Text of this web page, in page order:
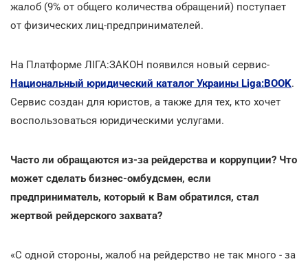
жалоб (9% от общего количества обращений) поступает
от физических лиц-предпринимателей.
На Платформе ЛІГА:ЗАКОН появился новый сервис-
Национальный юридический каталог Украины Liga:BOOK.
Сервис создан для юристов, а также для тех, кто хочет
воспользоваться юридическими услугами.
Часто ли обращаются из-за рейдерства и коррупции? Что
может сделать бизнес-омбудсмен, если
предприниматель, который к Вам обратился, стал
жертвой рейдерского захвата?
«С одной стороны, жалоб на рейдерство не так много - за